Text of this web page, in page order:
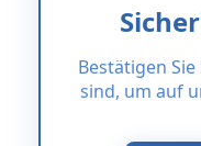
Bestätigen
sind, um auf